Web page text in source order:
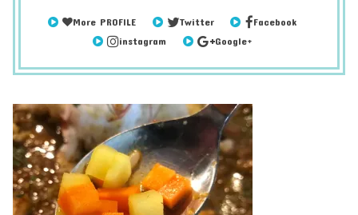
More PROFILE Twitter
Facebook
instagram
Google+